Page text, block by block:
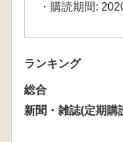
・購読期間:
ランキング
総合
新聞・雑誌(定期購